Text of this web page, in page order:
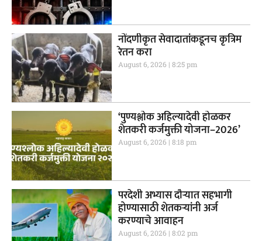
नोंदणीकृत सेवादातांकडूनच कृत्रिम
रेतन करा
August 6, 2026 8:25 pm
‘पुण्यश्लोक अहिल्यादेवी होळकर
शेतकरी कर्जमुक्ती योजना–2026’
August 6, 2026 8:18 pm
परदेशी अभ्यास दौऱ्यात सहभागी
होण्यासाठी शेतकऱ्यांनी अर्ज
करण्याचे आवाहन
August 6, 2026 8:02 pm